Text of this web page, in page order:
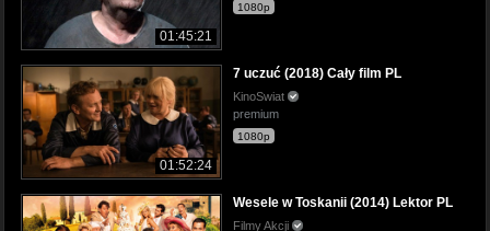
01:45:21
1080p
01:52:24
7 uczuć (2018) Cały film PL
KinoSwiat
premium
1080p
Wesele w Toskanii (2014) Lektor PL
Filmy Akcji